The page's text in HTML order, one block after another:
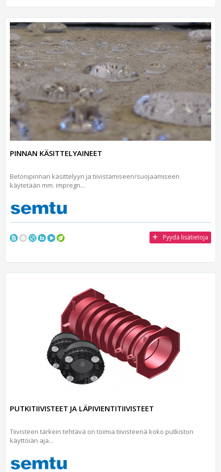
PINNAN KÄSITTELYAINEET
Betonipinnan käsittelyyn ja tiivistämiseen/suojaamiseen
käytetään mm. impregn...
Pyydä lisätietoja
PUTKITIIVISTEET JA LÄPIVIENTITIIVISTEET
Tiivisteen tärkein tehtävä on toimia tiivisteenä koko putkiston
käyttöiän aja...